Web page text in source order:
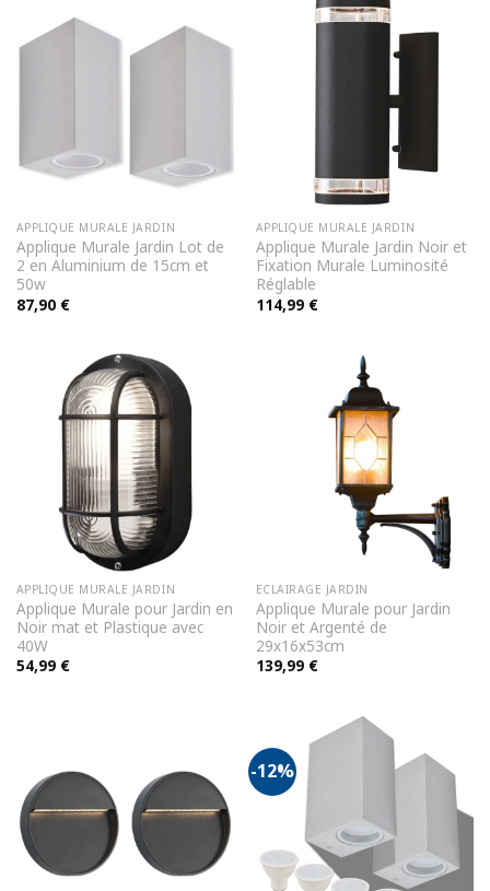
APPLIQUE MURALE JARDIN
Applique Murale Jardin Lot de
2 en Aluminium de 15cm et
50w
87,90 €
APPLIQUE MURALE JARDIN
Applique Murale Jardin Noir et
Fixation Murale Luminosité
Réglable
114,99 €
APPLIQUE MURALE JARDIN
Applique Murale pour Jardin en
Noir mat et Plastique avec
40W
54,99 €
ECLAIRAGE JARDIN
Applique Murale pour Jardin
Noir et Argenté de
29x16x53cm
139,99 €
-12%